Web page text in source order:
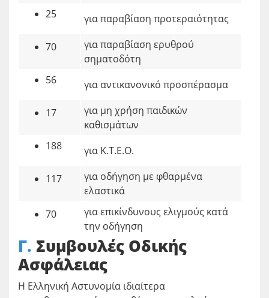
25
για παραβίαση προτεραιότητας
70
για παραβίαση ερυθρού
σηματοδότη
56
για αντικανονικό προσπέρασμα
17
για μη χρήση παιδικών
καθισμάτων
188
για Κ.Τ.Ε.Ο.
117
για οδήγηση με φθαρμένα
ελαστικά
70
για επικίνδυνους ελιγμούς κατά
την οδήγηση
Γ. Συμβουλές Οδικής
Ασφάλειας
Η Ελληνική Αστυνομία ιδιαίτερα